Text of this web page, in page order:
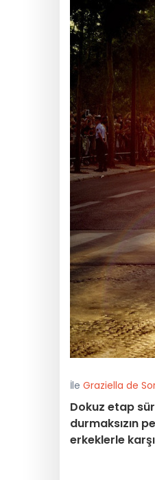
İle Graziella de
Dokuz etap
durmaksızın
erkeklerle